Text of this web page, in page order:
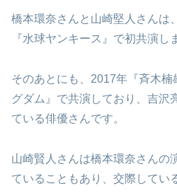
橋本環奈さんと山崎堅人さんは
『水球ヤンキース』で初共演し
そのあとにも、2017年『斉木
グダム』で共演しており、吉沢
ている俳優さんです。
山崎賢人さんは橋本環奈さんの
ていることもあり、交際してい